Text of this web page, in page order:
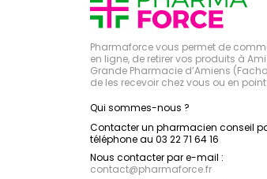
Pharmaforce vous permet de
en ligne, de retirer vos produits à
Grande Pharmacie d’Amiens
de les recevoir chez vous ou en
Qui sommes-nous ?
Contacter un pharmacien conseil
téléphone au 03 22 71 64 16
Nous contacter par e-mail :
contact@pharmaforce.fr